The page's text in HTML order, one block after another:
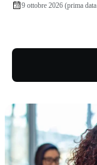
9 ottobre 2026 (prima